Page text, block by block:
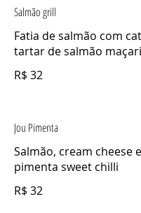
Salmão grill
Fatia de salmão com
tartar de salmão
R$ 32
Jou Pimenta
Salmão, cream cheese
pimenta sweet chilli
R$ 32